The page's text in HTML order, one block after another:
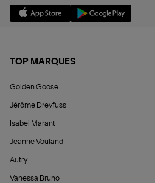
TOP MARQUES
Golden Goose
Jérôme Dreyfuss
Isabel Marant
Jeanne Vouland
Autry
Vanessa Bruno